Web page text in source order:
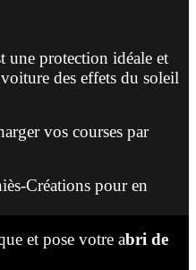
une protection idéale et
des effets du soleil
vos courses par
Créations pour en
et pose votre abri de